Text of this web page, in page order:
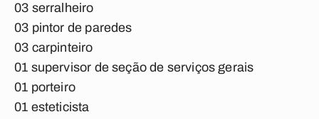
03 serralheiro
03 pintor de paredes
03 carpinteiro
01 supervisor de seção de serviços gerais
01 porteiro
01 esteticista